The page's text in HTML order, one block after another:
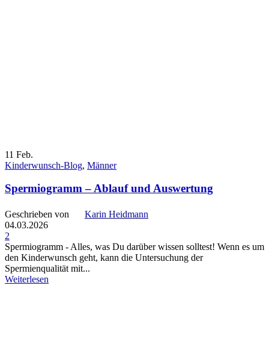
11 Feb.
Kinderwunsch-Blog, Männer
Spermiogramm – Ablauf und Auswertung
Geschrieben von
Karin Heidmann
04.03.2026
2
Spermiogramm - Alles, was Du darüber wissen solltest! Wenn es um
den Kinderwunsch geht, kann die Untersuchung der
Spermienqualität mit...
Weiterlesen